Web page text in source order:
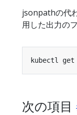
jsonpathの代
用した出力の
kubectl get
次の項目